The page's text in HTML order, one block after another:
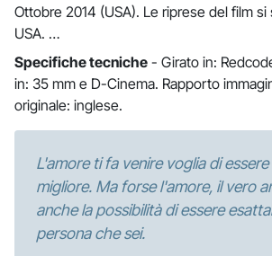
Ottobre 2014 (USA). Le riprese del film
USA. …
Specifiche tecniche - Girato in:
in: 35 mm e D-Cinema. Rapporto
originale: inglese.
L'amore ti fa venire voglia di
migliore. Ma forse l'amore, il vero
anche la possibilità di essere
persona che sei.